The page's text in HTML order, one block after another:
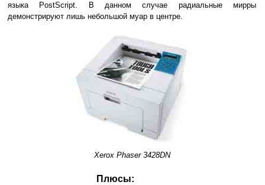
языка PostScript. В данном случае радиальные мирры
демонстрируют лишь небольшой муар в центре.
Xerox Phaser 3428DN
Плюсы: